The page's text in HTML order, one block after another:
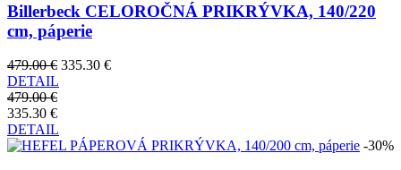
Billerbeck CELOROČNÁ PRIKRÝVKA, 140/220
cm, páperie
479.00 € 335.30 €
DETAIL
479.00 €
335.30 €
DETAIL
-30%